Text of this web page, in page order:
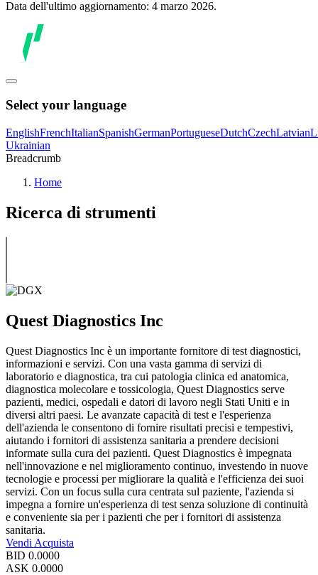
Data dell'ultimo aggiornamento: 4 marzo 2026.
Select your language
EnglishFrenchItalianSpanishGermanPortugueseDutchCzechLatvian
Ukrainian
Breadcrumb
Home
Ricerca di strumenti
Quest Diagnostics Inc
Quest Diagnostics Inc è un importante fornitore di test diagnostici,
informazioni e servizi. Con una vasta gamma di servizi di
laboratorio e diagnostica, tra cui patologia clinica ed anatomica,
diagnostica molecolare e tossicologia, Quest Diagnostics serve
pazienti, medici, ospedali e datori di lavoro negli Stati Uniti e in
diversi altri paesi. Le avanzate capacità di test e l'esperienza
dell'azienda le consentono di fornire risultati precisi e tempestivi,
aiutando i fornitori di assistenza sanitaria a prendere decisioni
informate sulla cura dei pazienti. Quest Diagnostics è impegnata
nell'innovazione e nel miglioramento continuo, investendo in nuove
tecnologie e processi per migliorare la qualità e l'efficienza dei suoi
servizi. Con un focus sulla cura centrata sul paziente, l'azienda si
impegna a fornire un'esperienza di test senza soluzione di continuità
e conveniente sia per i pazienti che per i fornitori di assistenza
sanitaria.
Vendi Acquista
BID 0.0000
ASK 0.0000